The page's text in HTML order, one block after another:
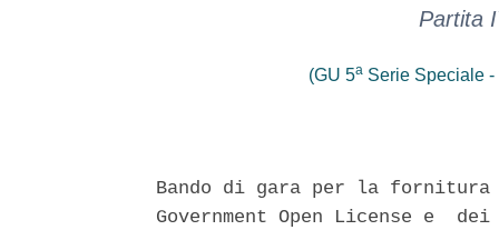
Partita
(GU 5aSerie Speciale -
Bando di gara per la
Government Open License e